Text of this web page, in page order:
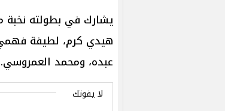
يشارك في بطولته نخبة
هيدي كرم، لطيفة
عبده، ومحمد العمروسي.
لا يفوتك